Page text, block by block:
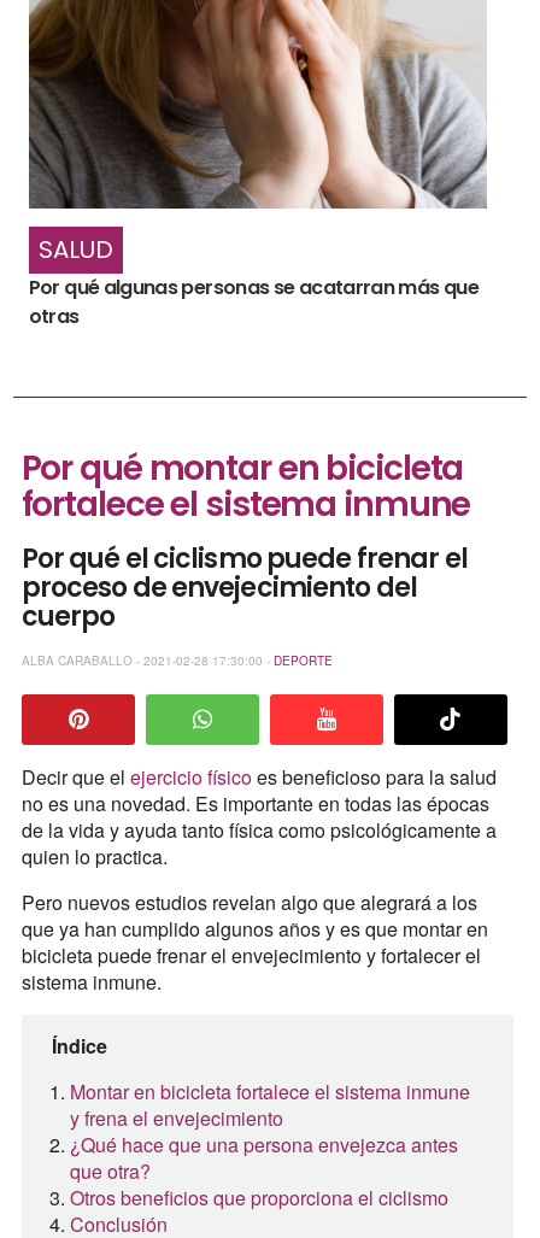
SALUD
Por qué algunas personas se acatarran más que
otras
Por qué montar en bicicleta
fortalece el sistema inmune
Por qué el ciclismo puede frenar el
proceso de envejecimiento del
cuerpo
ALBA CARABALLO - 2021-02-28 17:30:00 - DEPORTE
Decir que el ejercicio físicoes beneficioso para la salud
no es una novedad. Es importante en todas las épocas
de la vida y ayuda tanto física como psicológicamente a
quien lo practica.
Pero nuevos estudios revelan algo que alegrará a los
que ya han cumplido algunos años y es que montar en
bicicleta puede frenar el envejecimiento y fortalecer el
sistema inmune.
Índice
Montar en bicicleta fortalece el sistema inmune
y frena el envejecimiento
¿Qué hace que una persona envejezca antes
que otra?
Otros beneficios que proporciona el ciclismo
Conclusión